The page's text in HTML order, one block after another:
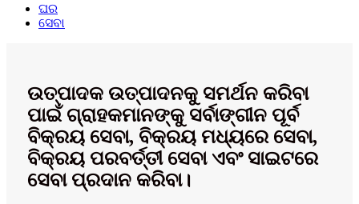
ଘର
ସେବା
ଉତ୍ପାଦକ ଉତ୍ପାଦନକୁ ସମର୍ଥନ କରିବା
ପାଇଁ ଗ୍ରାହକମାନଙ୍କୁ ସର୍ବାଙ୍ଗୀନ ପୂର୍ବ
ବିକ୍ରୟ ସେବା, ବିକ୍ରୟ ମଧ୍ୟରେ ସେବା,
ବିକ୍ରୟ ପରବର୍ତ୍ତୀ ସେବା ଏବଂ ସାଇଟରେ
ସେବା ପ୍ରଦାନ କରିବା।